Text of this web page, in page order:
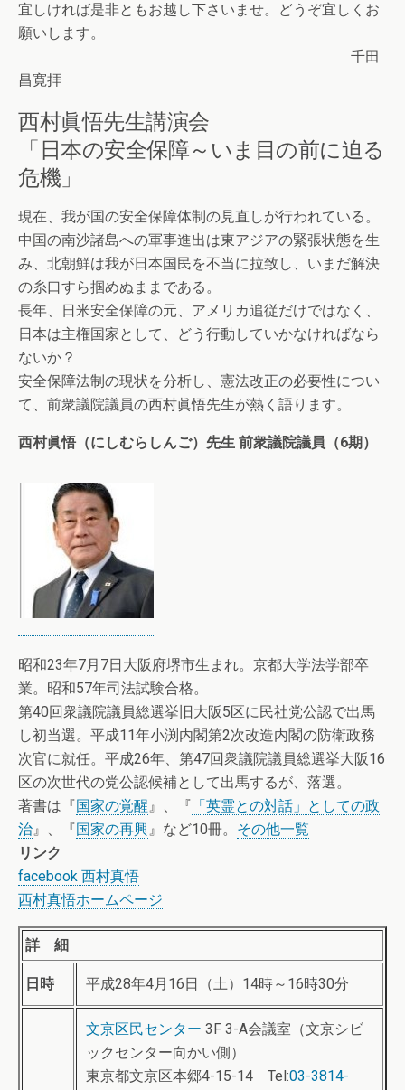
宜しければ是非ともお越し下さいませ。どうぞ宜しくお
願いします。
千田
昌寛拝
西村眞悟先生講演会
「日本の安全保障～いま目の前に迫る
危機」
現在、我が国の安全保障体制の見直しが行われている。
中国の南沙諸島への軍事進出は東アジアの緊張状態を生
み、北朝鮮は我が日本国民を不当に拉致し、いまだ解決
の糸口すら掴めぬままである。
長年、日米安全保障の元、アメリカ追従だけではなく、
日本は主権国家として、どう行動していかなければなら
ないか？
安全保障法制の現状を分析し、憲法改正の必要性につい
て、前衆議院議員の西村眞悟先生が熱く語ります。
西村眞悟（にしむらしんご）先生 前衆議院議員（6期）
昭和23年7月7日大阪府堺市生まれ。京都大学法学部卒
業。昭和57年司法試験合格。
第40回衆議院議員総選挙旧大阪5区に民社党公認で出馬
し初当選。平成11年小渕内閣第2次改造内閣の防衛政務
次官に就任。平成26年、第47回衆議院議員総選挙大阪16
区の次世代の党公認候補として出馬するが、落選。
著書は『国家の覚醒』、『 「英霊との対話」としての政
治』、『国家の再興』など10冊。 その他一覧
リンク
facebook 西村真悟
西村真悟ホームページ
詳 細
日時 平成28年4月16日（土）14時～16時30分
文京区民センター 3F 3-A会議室（文京シビ
ックセンター向かい側）
東京都文京区本郷4-15-14 Tel:03-3814-